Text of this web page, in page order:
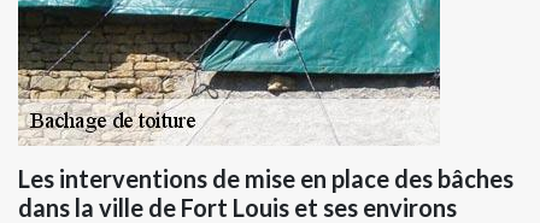
Les interventions de mise en place des bâches
dans la ville de Fort Louis et ses environs